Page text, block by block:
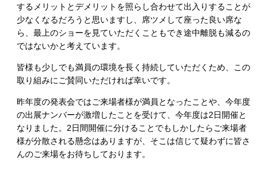
するメリットとデメリットを照らし合わせて出入りすることが
少なくなるだろうと思いますし、席ツメして座った良い席な
ら、最上のショーを見ていただくこともでき途中離脱も減るの
ではないかと考えています。
皆様も少しでも満員の環境を長く持続していただくため、この
取り組みにご賛同いただければ幸いです。
昨年度の発表会ではご来場者様が満員となったことや、今年度
の出展ナンバーが激増したことを受けて、今年度は2日開催と
なりました。2日間開催に分けることでもしかしたらご来場者
様が分散される懸念はありますが、そこは信じて疑わずに皆さ
んのご来場をお待ちしております。